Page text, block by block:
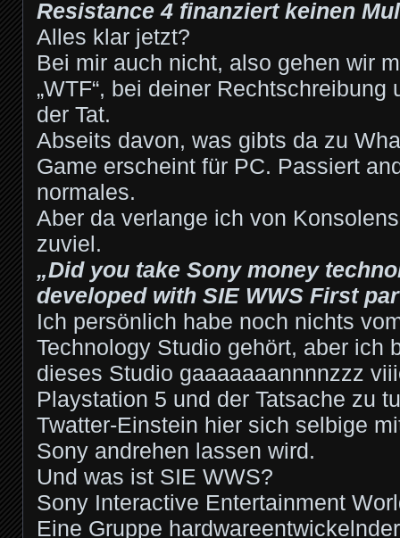
Resistance 4 finanziert keinen
Alles klar jetzt?
Bei mir auch nicht, also gehen wir
„WTF“, bei deiner Rechtschreibung
der Tat.
Abseits davon, was gibts da zu
Game erscheint für PC. Passiert
normales.
Aber da verlange ich von
zuviel.
„Did you take Sony money
developed with SIE WWS First
Ich persönlich habe noch nichts
Technology Studio gehört, aber ich
dieses Studio gaaaaaaannnnzzz
Playstation 5 und der Tatsache zu
Twatter-Einstein hier sich selbige
Sony andrehen lassen wird.
Und was ist SIE WWS?
Sony Interactive Entertainment
Eine Gruppe